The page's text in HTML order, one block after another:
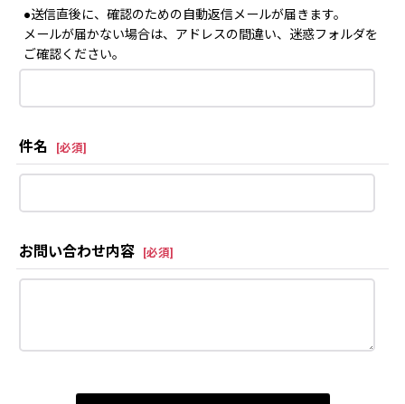
●送信直後に、確認のための自動返信メールが届きます。
メールが届かない場合は、アドレスの間違い、迷惑フォルダを
ご確認ください。
件名 [必須]
お問い合わせ内容 [必須]